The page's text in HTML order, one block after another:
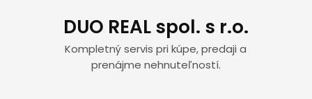
DUO REAL spol. s r.o.
Kompletný servis pri kúpe, predaji a
prenájme nehnuteľností.